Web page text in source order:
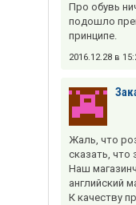
Про обувь
подошло
принципе.
2016.12.28 в
Жаль, что
сказать, что
Наш
английский
К качеству